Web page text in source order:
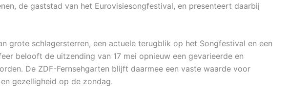
de gaststad van het Eurovisiesongfestival, en presenteert daarbij
grote schlagersterren, een actuele terugblik op het Songfestival en een
belooft de uitzending van 17 mei opnieuw een gevarieerde en
De ZDF-Fernsehgarten blijft daarmee een vaste waarde voor
gezelligheid op de zondag.